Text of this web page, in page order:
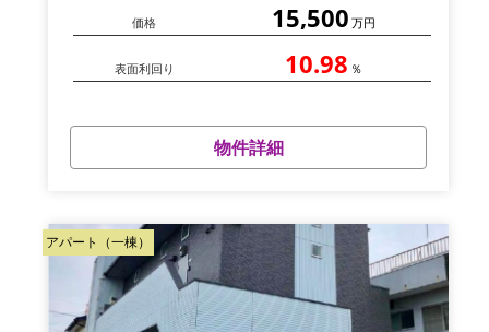
価格 15,500 万円
表面利回り 10.98 ％
物件詳細
アパート（一棟）